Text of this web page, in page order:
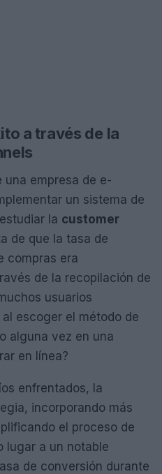
a través de la
una empresa de e-
un sistema de
la customer
de que la tasa de
compras era
de la recopilación de
usuarios
escoger el método de
alguna vez en una
en línea?
enfrentados, la
incorporando más
el proceso de
lugar a un notable
de conversión durante